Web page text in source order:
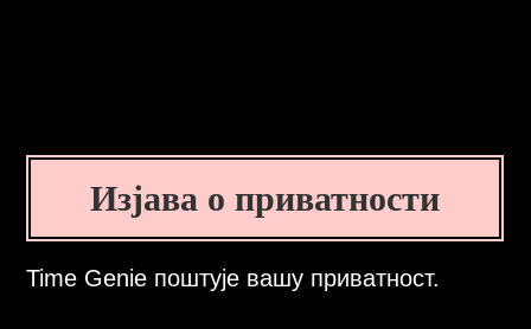
Изјава о приватности
Time Genie поштује вашу приватност.